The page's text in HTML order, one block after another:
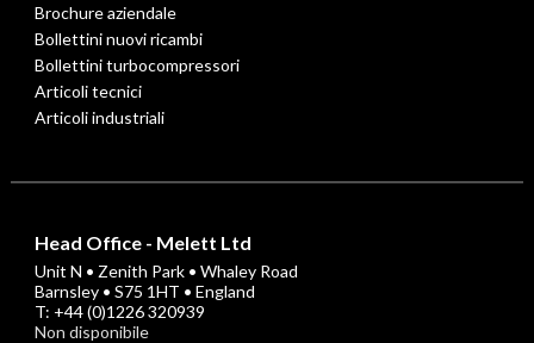
Brochure aziendale
Bollettini nuovi ricambi
Bollettini turbocompressori
Articoli tecnici
Articoli industriali
Head Office - Melett Ltd
Unit N • Zenith Park • Whaley Road
Barnsley • S75 1HT • England
T: +44 (0)1226 320939
Non disponibile